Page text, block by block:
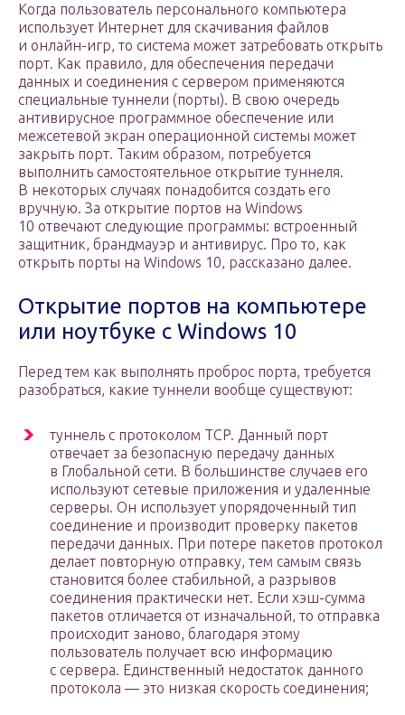
Когда пользователь персонального компьютера
использует Интернет для скачивания файлов
и онлайн-игр, то система может затребовать открыть
порт. Как правило, для обеспечения передачи
данных и соединения с сервером применяются
специальные туннели (порты). В свою очередь
антивирусное программное обеспечение или
межсетевой экран операционной системы может
закрыть порт. Таким образом, потребуется
выполнить самостоятельное открытие туннеля.
В некоторых случаях понадобится создать его
вручную. За открытие портов на Windows
10 отвечают следующие программы: встроенный
защитник, брандмауэр и антивирус. Про то, как
открыть порты на Windows 10, рассказано далее.
Открытие портов на компьютере
или ноутбуке с Windows 10
Перед тем как выполнять проброс порта, требуется
разобраться, какие туннели вообще существуют:
туннель с протоколом TCP. Данный порт
отвечает за безопасную передачу данных
в Глобальной сети. В большинстве случаев его
используют сетевые приложения и удаленные
серверы. Он использует упорядоченный тип
соединение и производит проверку пакетов
передачи данных. При потере пакетов протокол
делает повторную отправку, тем самым связь
становится более стабильной, а разрывов
соединения практически нет. Если хэш-сумма
пакетов отличается от изначальной, то отправка
происходит заново, благодаря этому
пользователь получает всю информацию
с сервера. Единственный недостаток данного
протокола — это низкая скорость соединения;